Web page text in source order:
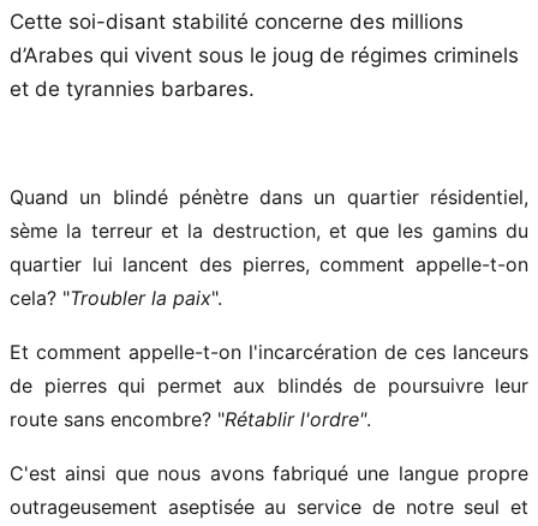
Cette soi-disant stabilité concerne des millions
d’Arabes qui vivent sous le joug de régimes criminels
et de tyrannies barbares.
Quand un blindé pénètre dans un quartier résidentiel,
sème la terreur et la destruction, et que les gamins du
quartier lui lancent des pierres, comment appelle-t-on
cela? "Troubler la paix".
Et comment appelle-t-on l'incarcération de ces lanceurs
de pierres qui permet aux blindés de poursuivre leur
route sans encombre? "Rétablir l'ordre".
C'est ainsi que nous avons fabriqué une langue propre
outrageusement aseptisée au service de notre seul et